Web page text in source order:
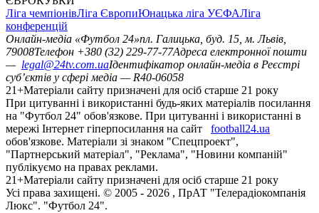
Ліга чемпіонівЛіга ЄвропиЮнацька ліга УЄФАЛіга
конференцій
Онлайн-медіа «Футбол 24»пл. Галицька, буд. 15, м. Львів,
79008Телефон +380 (32) 229-77-77Адреса електронної пошти
— legal@24tv.com.uaІдентифікатор онлайн-медіа в Реєстрі
суб’єктів у сфері медіа — R40-06058
21+Матеріали сайту призначені для осіб старше 21 року
При цитуванні і використанні будь-яких матеріалів посилання
на "Футбол 24" обов'язкове. При цитуванні і використанні в
мережі Інтернет гіперпосилання на сайт
football24.ua
обов'язкове. Матеріали зі знаком "Спецпроект",
"Партнерський матеріал", "Реклама", "Новини компаній"
публікуємо на правах реклами.
21+Матеріали сайту призначені для осіб старше 21 року
Усi права захищенi. © 2005 - 2026 , ПрАТ "Телерадіокомпанія
Люкс". "Футбол 24".